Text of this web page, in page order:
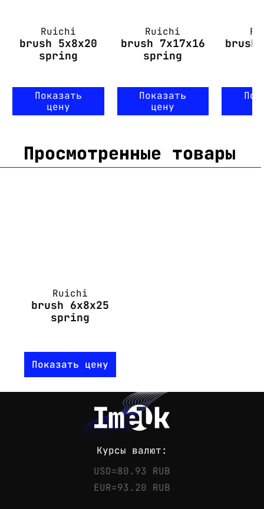
Ruichi
brush 5x8x20
spring
Показать
цену
Ruichi
brush 7x17x16
spring
Показать
цену
brush
Просмотренные товары
Ruichi
brush 6x8x25
spring
Показать цену
Курсы валют:
USD=80.93 RUB
EUR=93.20 RUB